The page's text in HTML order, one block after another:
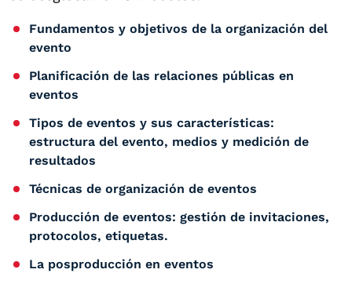
Fundamentos y objetivos de la organización del
evento
Planificación de las relaciones públicas en
eventos
Tipos de eventos y sus características:
estructura del evento, medios y medición de
resultados
Técnicas de organización de eventos
Producción de eventos: gestión de invitaciones,
protocolos, etiquetas.
La posproducción en eventos